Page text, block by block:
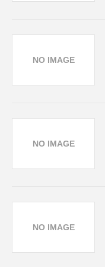
NO IMAGE
NO IMAGE
NO IMAGE